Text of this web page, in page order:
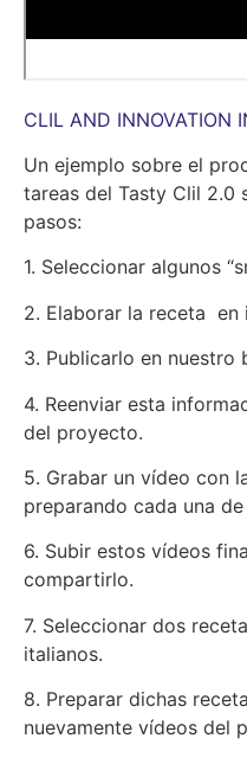
CLIL AND INNOVATION
Un ejemplo sobre el
tareas del Tasty Clil 2.0
pasos:
1. Seleccionar algunos
2. Elaborar la receta en
3. Publicarlo en nuestro
4. Reenviar esta
del proyecto.
5. Grabar un vídeo con
preparando cada una
6. Subir estos vídeos
compartirlo.
7. Seleccionar dos
italianos.
8. Preparar dichas
nuevamente vídeos del